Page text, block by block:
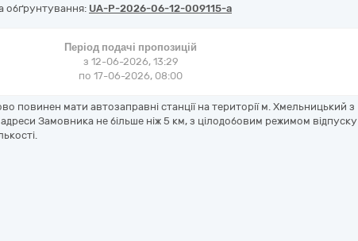
обґрунтування: UA-P-2026-06-12-009115-a
Період подачі пропозицій
з 12-06-2026, 13:29
по 17-06-2026, 08:00
повинен мати автозаправні станції на території м. Хмельницький з
адреси Замовника не більше ніж 5 км, з цілодобовим режимом відпуску